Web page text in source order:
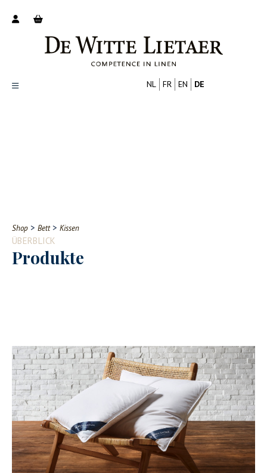
Contact
NL FR EN DE
Shop > Bett> Kissen
ÜBERBLICK
Produkte